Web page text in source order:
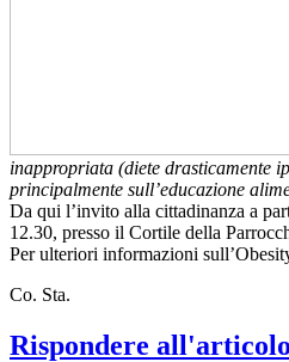
inappropriata (diete drasticamente
principalmente sull’educazione
Da qui l’invito alla cittadinanza a
12.30, presso il Cortile della
Per ulteriori informazioni
Co. Sta.
Rispondere all'articolo